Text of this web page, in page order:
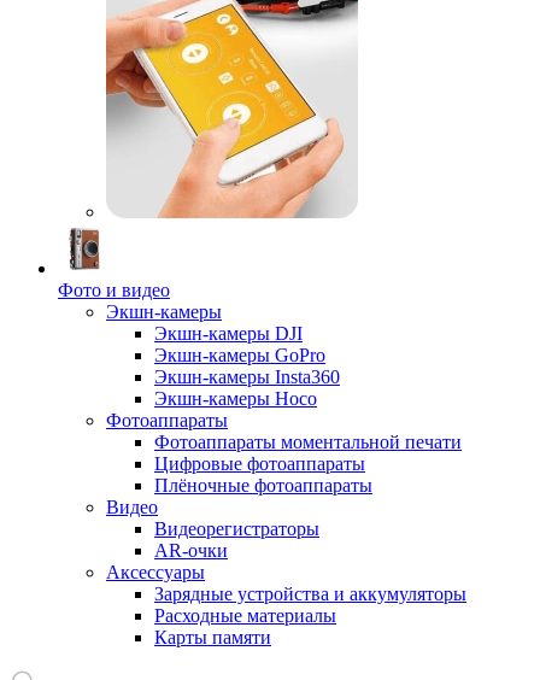
Фото и видео
Экшн-камеры
Экшн-камеры DJI
Экшн-камеры GoPro
Экшн-камеры Insta360
Экшн-камеры Hoco
Фотоаппараты
Фотоаппараты моментальной печати
Цифровые фотоаппараты
Плёночные фотоаппараты
Видео
Видеорегистраторы
AR-очки
Аксессуары
Зарядные устройства и аккумуляторы
Расходные материалы
Карты памяти